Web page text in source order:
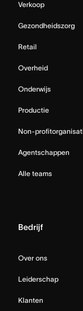
Verkoop
Gezondheidszorg
Retail
Overheid
Onderwijs
Productie
Non-
Agentschappen
Alle teams
Bedrijf
Over ons
Leiderschap
Klanten